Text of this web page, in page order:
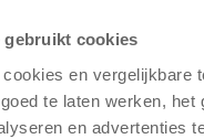
gebruikt cookies
en vergelijkbare
te laten werken, het
en advertenties